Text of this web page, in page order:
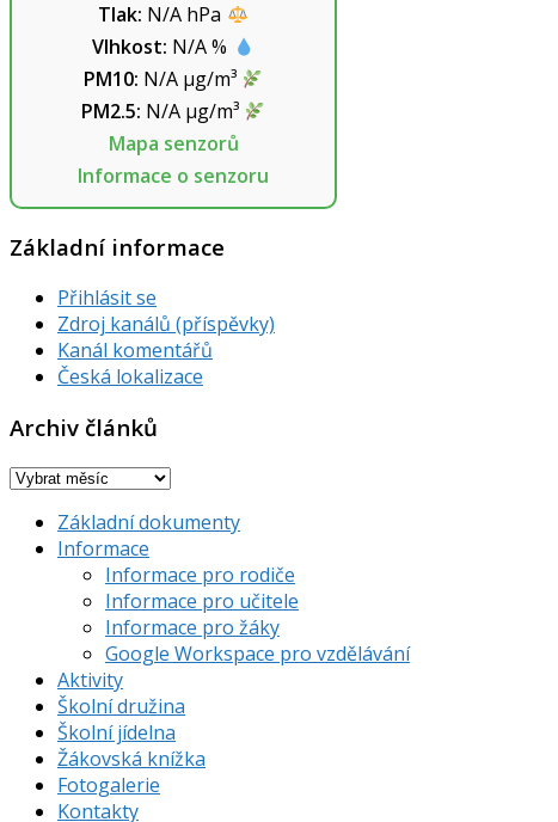
Tlak: N/A hPa
Vlhkost: N/A%
PM10: N/Aµg/m³
PM2.5: N/Aµg/m³
Mapa senzorů
Informace o senzoru
Základní informace
Přihlásit se
Zdroj kanálů (příspěvky)
Kanál komentářů
Česká lokalizace
Archiv článků
Archiv
Základní dokumenty
Informace
Informace pro rodiče
Informace pro učitele
Informace pro žáky
Google Workspace pro vzdělávání
Aktivity
Školní družina
Školní jídelna
Žákovská knížka
Fotogalerie
Kontakty